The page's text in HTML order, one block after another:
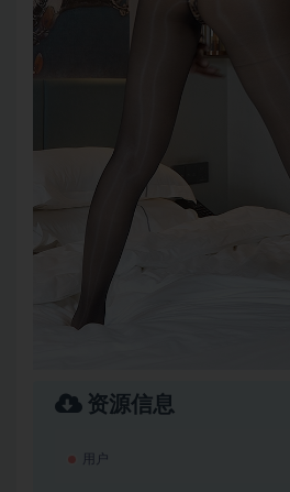
资源信息
用户